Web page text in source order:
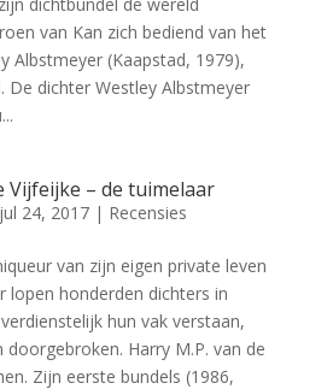
van Kan zich bediend van het
Albstmeyer (Kaapstad, 1979),
De dichter Westley Albstmeyer
Vijfeijke – de tuimelaar
jul 24, 2017| Recensies
van zijn eigen private leven
lopen honderden dichters in
hun vak verstaan,
Harry M.P. van de
Zijn eerste bundels (1986,